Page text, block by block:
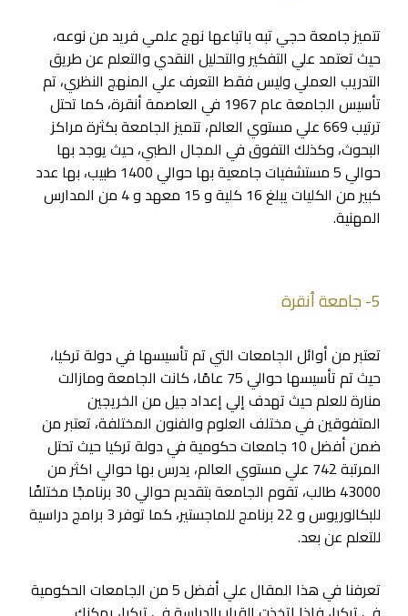
تتميز جامعة حجي تبه باتباعها نهج علمي فريد من نوعه،
حيث تعتمد علي التفكير والتحليل النقدي والتعلم عن طريق
التدريب العملي وليس فقط التعرف علي المنهج النظري، تم
تأسيس الجامعة عام 1967 في العاصمة أنقرة، كما تحتل
ترتيب 669 علي مستوي العالم، تتميز الجامعة بكثرة مراكز
البحوث، وكذلك التفوق في المجال الطبي، حيث يوجد بها
حوالي 5 مستشفيات جامعية بها حوالي 1400 طبيب، بها عدد
كبير من الكليات يبلغ 16 كلية و 15 معهد و 4 من المدارس
المهنية.
5- جامعة أنقرة
تعتبر من أوائل الجامعات التي تم تأسيسها في دولة تركيا،
حيث تم تأسيسها حوالي 75 عامًا، كانت الجامعة ومازالت
منارة للعلم حيث تهدف إلي إعداد جيل من الخريجين
المتفوقين في مختلف العلوم والفنون المختلفة، تعتبر من
ضمن أفضل 10 جامعات حكومية في دولة تركيا حيث تحتل
المرتبة 742 علي مستوي العالم، يدرس بها حوالي اكثر من
43000 طالب، تقوم الجامعة بتقديم حوالي 30 برنامجًا مختلفًا
للبكالوريوس و 22 برنامج للماجستير، كما توفر 3 برامج دراسية
للتعلم عن بعد.
تعرفنا في هذا المقال علي أفضل 5 من الجامعات الحكومية